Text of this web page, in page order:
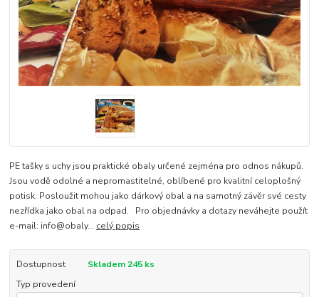
PE tašky s uchy jsou praktické obaly určené zejména pro odnos nákupů.
Jsou vodě odolné a nepromastitelné, oblíbené pro kvalitní celoplošný
potisk. Posloužit mohou jako dárkový obal a na samotný závěr své cesty
nezřídka jako obal na odpad. Pro objednávky a dotazy neváhejte použít
e-mail: info@obaly... celý popis
Dostupnost
Skladem 245 ks
Typ provedení